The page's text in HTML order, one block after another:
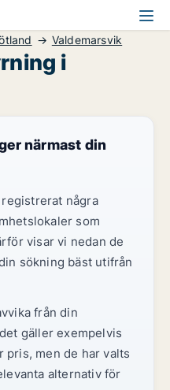
Valdemarsvik
i
närmast din
några
som
visar vi nedan de
sökning bäst utifrån
från din
gäller exempelvis
pris, men de har valts
alternativ för